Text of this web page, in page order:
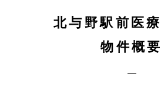
北与野駅前医
物件概要